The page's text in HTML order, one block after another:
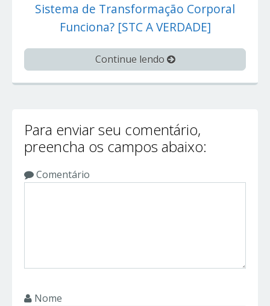
Sistema de Transformação Corporal
Funciona? [STC A VERDADE]
Continue lendo
Para enviar seu comentário,
preencha os campos abaixo:
Comentário
Nome